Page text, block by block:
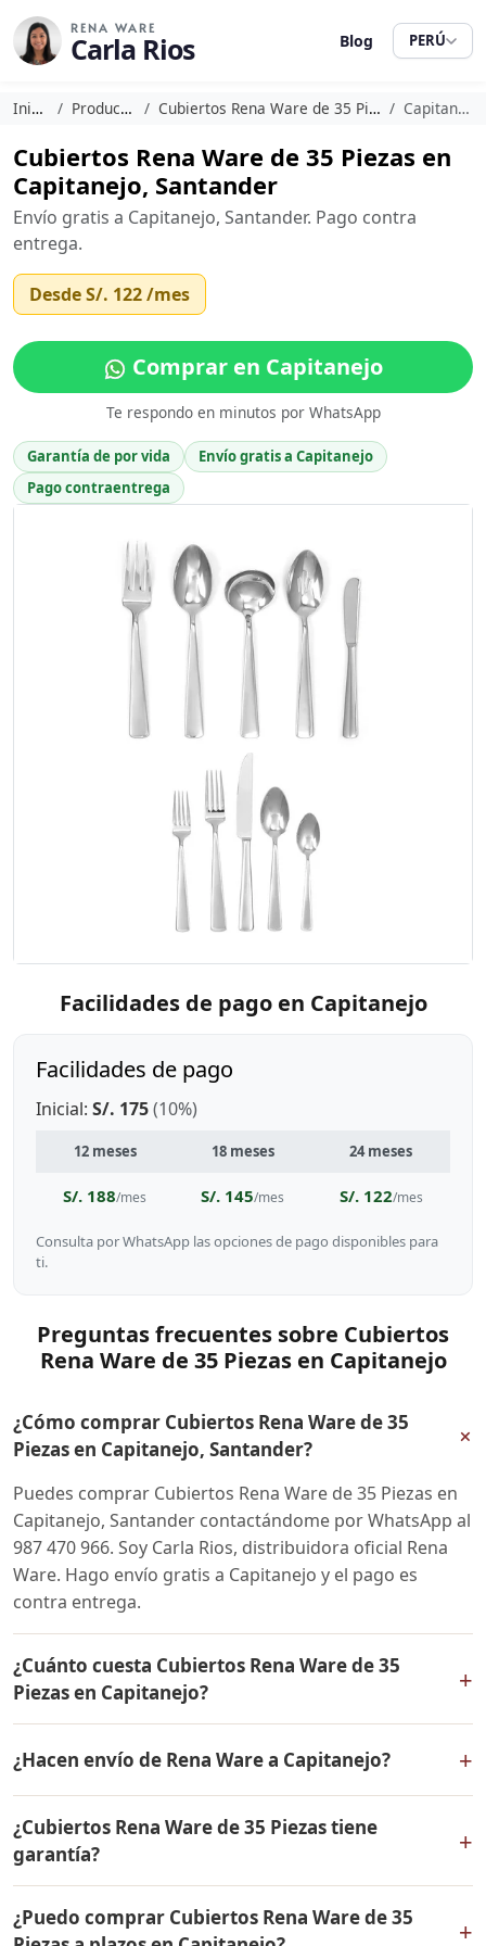
RENA WARE
Carla Rios Blog PERÚ
Inicio Productos Cubiertos Rena Ware de 35 Piezas Capitanejo
Cubiertos Rena Ware de 35 Piezas en
Capitanejo, Santander
Envío gratis a Capitanejo, Santander. Pago contra
entrega.
DesdeS/. 122/mes
Comprar en Capitanejo
Te respondo en minutos por WhatsApp
Garantía de por vida
Envío gratis a Capitanejo
Pago contraentrega
Facilidades de pago en Capitanejo
Facilidades de pago
Inicial: S/. 175(10%)
12 meses 18 meses 24 meses
S/. 188/mes S/. 145/mes S/. 122/mes
Consulta por WhatsApp las opciones de pago disponibles para
ti.
Preguntas frecuentes sobre Cubiertos
Rena Ware de 35 Piezas en Capitanejo
¿Cómo comprar Cubiertos Rena Ware de 35
Piezas en Capitanejo, Santander?
+
Puedes comprar Cubiertos Rena Ware de 35 Piezas en
Capitanejo, Santander contactándome por WhatsApp al
987 470 966. Soy Carla Rios, distribuidora oficial Rena
Ware. Hago envío gratis a Capitanejo y el pago es
contra entrega.
¿Cuánto cuesta Cubiertos Rena Ware de 35
Piezas en Capitanejo?
+
mismo en todo Colombia. Contáctame por WhatsApp
para conocer el precio actual, promociones disponibles
y facilidades de pago en cuotas desde el 10% de inicial.
¿Hacen envío de Rena Ware a Capitanejo? +
Piezas a Capitanejo, Santander y a todo Colombia. El
pago es contra entrega.
¿Cubiertos Rena Ware de 35 Piezas tiene
garantía?
+
por vida contra defectos de fabricación. Todos los
¿Puedo comprar Cubiertos Rena Ware de 35
+